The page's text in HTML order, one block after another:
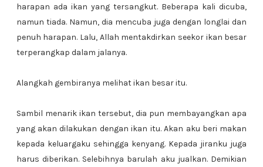
harapan ada ikan yang tersangkut. Beberapa kali dicuba,
namun tiada. Namun, dia mencuba juga dengan longlai dan
penuh harapan. Lalu, Allah mentakdirkan seekor ikan besar
terperangkap dalam jalanya.
Alangkah gembiranya melihat ikan besar itu.
Sambil menarik ikan tersebut, dia pun membayangkan apa
yang akan dilakukan dengan ikan itu. Akan aku beri makan
kepada keluargaku sehingga kenyang. Kepada jiranku juga
harus diberikan. Selebihnya barulah aku jualkan. Demikian